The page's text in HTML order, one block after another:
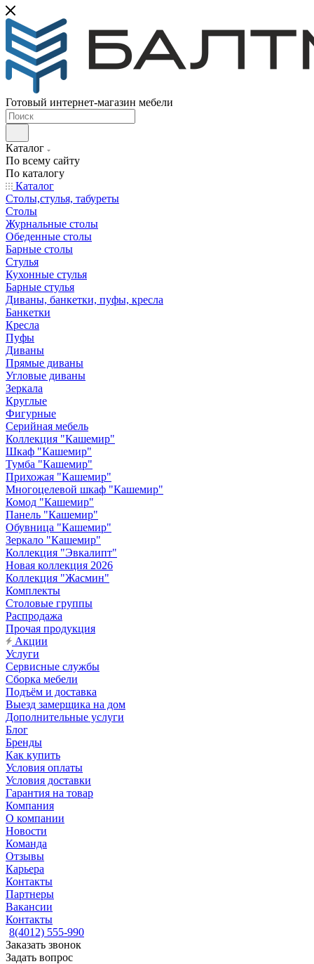
Готовый интернет-магазин мебели
Каталог
По всему сайту
По каталогу
Каталог
Столы,стулья, табуреты
Столы
Журнальные столы
Обеденные столы
Барные столы
Стулья
Кухонные стулья
Барные стулья
Диваны, банкетки, пуфы, кресла
Банкетки
Кресла
Пуфы
Диваны
Прямые диваны
Угловые диваны
Зеркала
Круглые
Фигурные
Серийная мебель
Коллекция "Кашемир"
Шкаф "Кашемир"
Тумба "Кашемир"
Прихожая "Кашемир"
Многоцелевой шкаф "Кашемир"
Комод "Кашемир"
Панель "Кашемир"
Обувница "Кашемир"
Зеркало "Кашемир"
Коллекция "Эвкалипт"
Новая коллекция 2026
Коллекция "Жасмин"
Комплекты
Столовые группы
Распродажа
Прочая продукция
Акции
Услуги
Сервисные службы
Сборка мебели
Подъём и доставка
Выезд замерщика на дом
Дополнительные услуги
Блог
Бренды
Как купить
Условия оплаты
Условия доставки
Гарантия на товар
Компания
О компании
Новости
Команда
Отзывы
Карьера
Контакты
Партнеры
Вакансии
Контакты
8(4012) 555-990
Заказать звонок
Задать вопрос